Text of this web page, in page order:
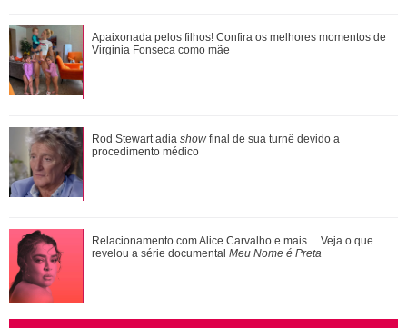
Apaixonada pelos filhos! Confira os melhores momentos de
Virginia Fonseca como mãe
Kylie Jenner rouba a cena com registros de festa de
aniversário antecipada: Meu coração es...
Pais de três! Veja o que Zé Felipe e Virginia Fonseca já
falaram sobre a guarda das crian�...
Apaixonada pelos filhos! Confira os melhores momentos de
Virginia Fonseca como mãe
Rod Stewart adia show final de sua turnê devido a
procedimento médico
Relacionamento com Alice Carvalho e mais.... Veja o que
revelou a série documental Meu Nome é Preta